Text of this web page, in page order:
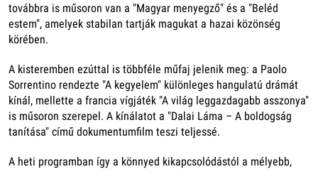
továbbra is műsoron van a "Magyar menyegző" és a "Beléd
estem", amelyek stabilan tartják magukat a hazai közönség
körében.
A kisteremben ezúttal is többféle műfaj jelenik meg: a Paolo
Sorrentino rendezte "A kegyelem" különleges hangulatú drámát
kínál, mellette a francia vígjáték "A világ leggazdagabb asszonya"
is műsoron szerepel. A kínálatot a "Dalai Láma – A boldogság
tanítása" című dokumentumfilm teszi teljessé.
A heti programban így a könnyed kikapcsolódástól a mélyebb,